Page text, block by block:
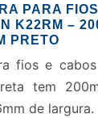
PARA
K22RM –
PRETO
fios e
tem
de largura.